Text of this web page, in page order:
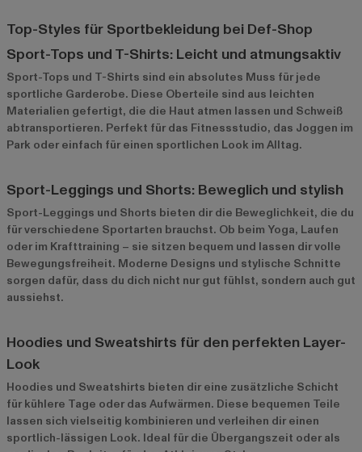
Top-Styles für Sportbekleidung bei Def-Shop
Sport-Tops und T-Shirts: Leicht und atmungsaktiv
Sport-Tops und T-Shirts sind ein absolutes Muss für jede
sportliche Garderobe. Diese Oberteile sind aus leichten
Materialien gefertigt, die die Haut atmen lassen und Schweiß
abtransportieren. Perfekt für das Fitnessstudio, das Joggen im
Park oder einfach für einen sportlichen Look im Alltag.
Sport-Leggings und Shorts: Beweglich und stylish
Sport-Leggings und Shorts bieten dir die Beweglichkeit, die du
für verschiedene Sportarten brauchst. Ob beim Yoga, Laufen
oder im Krafttraining – sie sitzen bequem und lassen dir volle
Bewegungsfreiheit. Moderne Designs und stylische Schnitte
sorgen dafür, dass du dich nicht nur gut fühlst, sondern auch gut
aussiehst.
Hoodies und Sweatshirts für den perfekten Layer-
Look
Hoodies und Sweatshirts bieten dir eine zusätzliche Schicht
für kühlere Tage oder das Aufwärmen. Diese bequemen Teile
lassen sich vielseitig kombinieren und verleihen dir einen
sportlich-lässigen Look. Ideal für die Übergangszeit oder als